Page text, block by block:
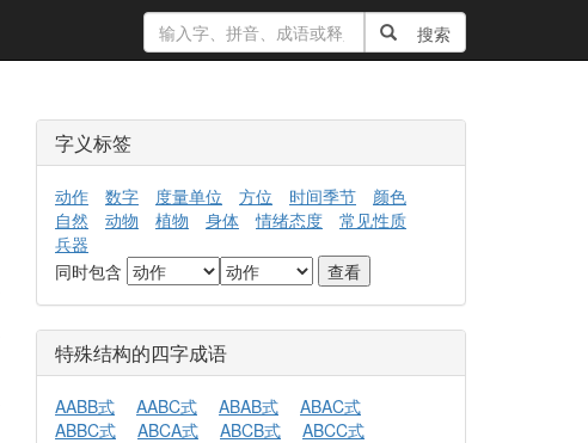
搜索
字义标签
动作 数字 度量单位 方位 时间季节
颜色
自然
动物 植物 身体 情绪态度
常见性质
兵器
同时包含
特殊结构的四字成语
AABB式 AABC式 ABAB式
ABAC式
ABBC式
ABCA式 ABCB式 ABCC式